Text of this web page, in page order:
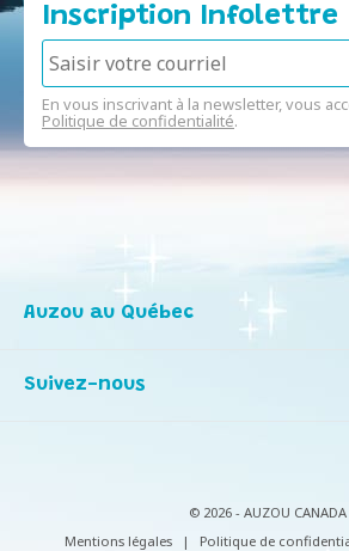
Inscription Infolettre
En vous inscrivant à la newsletter, vous
Politique de confidentialité.
Auzou au Québec
Notre histoire
Infos consommateurs
Suivez-nous
© 2026 - AUZOU CANADA
Mentions légales
| Politique de